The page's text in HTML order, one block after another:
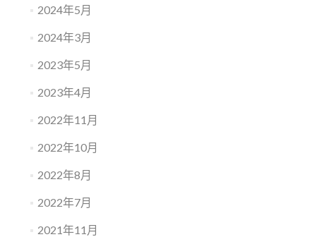
2024年5月
2024年3月
2023年5月
2023年4月
2022年11月
2022年10月
2022年8月
2022年7月
2021年11月